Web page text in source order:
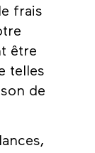
frais
être
telles
de